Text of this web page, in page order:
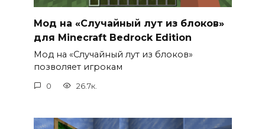
Мод на «Случайный лут из блоков»
для Minecraft Bedrock Edition
Мод на «Случайный лут из блоков»
позволяет игрокам
0 26.7к.